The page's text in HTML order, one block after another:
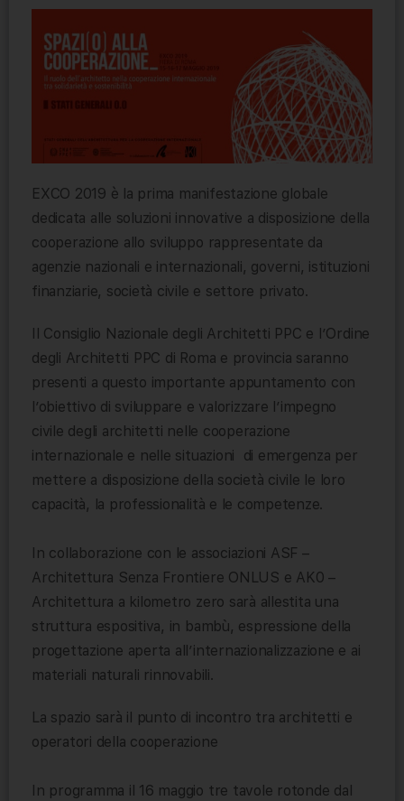
EXCO 2019 è la prima manifestazione globale
dedicata alle soluzioni innovative a disposizione della
cooperazione allo sviluppo rappresentate da
agenzie nazionali e internazionali, governi, istituzioni
finanziarie, società civile e settore privato.
Il Consiglio Nazionale degli Architetti PPC e l’Ordine
degli Architetti PPC di Roma e provincia saranno
presenti a questo importante appuntamento con
l’obiettivo di sviluppare e valorizzare l’impegno
civile degli architetti nelle cooperazione
internazionale e nelle situazioni di emergenza per
mettere a disposizione della società civile le loro
capacità, la professionalità e le competenze.
In collaborazione con le associazioni ASF –
Architettura Senza Frontiere ONLUS e AK0 –
Architettura a kilometro zero sarà allestita una
struttura espositiva, in bambù, espressione della
progettazione aperta all’internazionalizzazione e ai
materiali naturali rinnovabili.
La spazio sarà il punto di incontro tra architetti e
operatori della cooperazione
In programma il 16 maggio tre tavole rotonde dal